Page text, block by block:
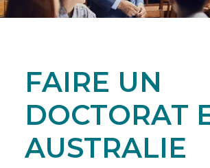
FAIRE UN
DOCTORAT
AUSTRALIE